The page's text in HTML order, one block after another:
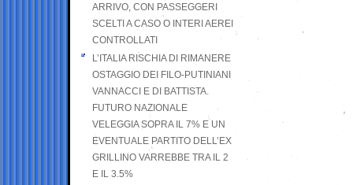
ARRIVO, CON PASSEGGERI
SCELTI A CASO O INTERI AEREI
CONTROLLATI
L’ITALIA RISCHIA DI RIMANERE
OSTAGGIO DEI FILO-PUTINIANI
VANNACCI E DI BATTISTA.
FUTURO NAZIONALE
VELEGGIA SOPRA IL 7% E UN
EVENTUALE PARTITO DELL’EX
GRILLINO VARREBBE TRA IL 2
E IL 3.5%